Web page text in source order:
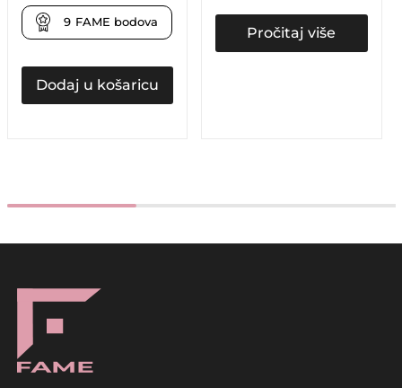
9 FAME bodova
Dodaj u košaricu
Pročitaj više